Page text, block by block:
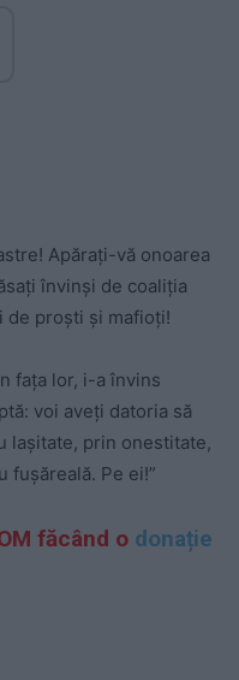
Apărați-vă onoarea
învinși de coaliția
de proști și mafioți!
fața lor, i-a învins
voi aveți datoria să
lașitate, prin onestitate,
fușăreală. Pe ei!”
făcând o donație